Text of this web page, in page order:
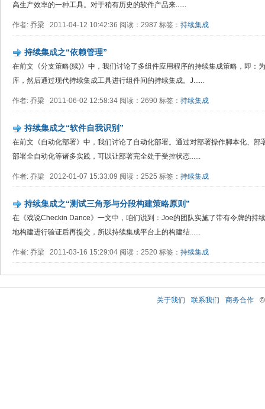
高生产效率的一种工具。对于稍有历史的软件产品来......
作者: 乔梁 2011-04-12 10:42:36 阅读：2987 标签： 持续集成
持续集成之“依赖管理”
在前文《分支策略(续)》中，我们讨论了多组件应用程序的持续集成策略，即：
库，然后通过现代持续集成工具进行组件间的持续集成。J......
作者: 乔梁 2011-06-02 12:58:34 阅读：2690 标签： 持续集成
持续集成之“软件自我识别”
在前文《自动化部署》中，我们讨论了自动化部署。通过对部署操作脚本化、
部署全自动化等诸多实践，可以让部署完全处于受控状态......
作者: 乔梁 2012-01-07 15:33:09 阅读：2525 标签： 持续集成
持续集成之“测试三角形与分段构建策略原则”
在《戏说Checkin Dance》一文中，咱们说到：Joe的团队实施了带有令牌的持
地构建进行验证后再提交，所以持续集成平台上的构建结......
作者: 乔梁 2011-03-16 15:29:04 阅读：2520 标签： 持续集成
关于我们 联系我们 商务合作